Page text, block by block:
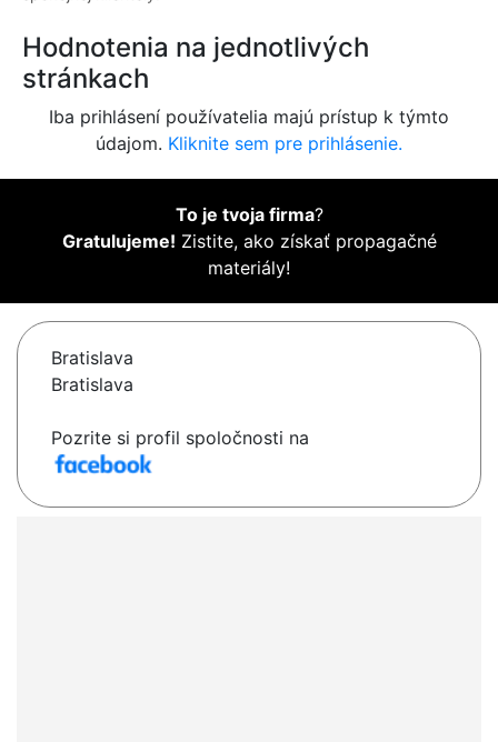
Hodnotenia na jednotlivých
stránkach
Iba prihlásení používatelia majú prístup k týmto
údajom. Kliknite sem pre prihlásenie.
To je tvoja firma?
Gratulujeme! Zistite, ako získať propagačné
materiály!
Bratislava
Bratislava
Pozrite si profil spoločnosti na